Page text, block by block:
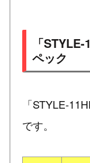
「
ペック
「STYLE-
です。